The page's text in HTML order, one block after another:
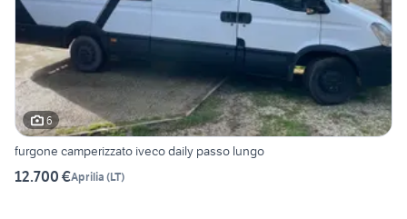
6
furgone camperizzato iveco daily passo lungo
12.700 €Aprilia (LT)